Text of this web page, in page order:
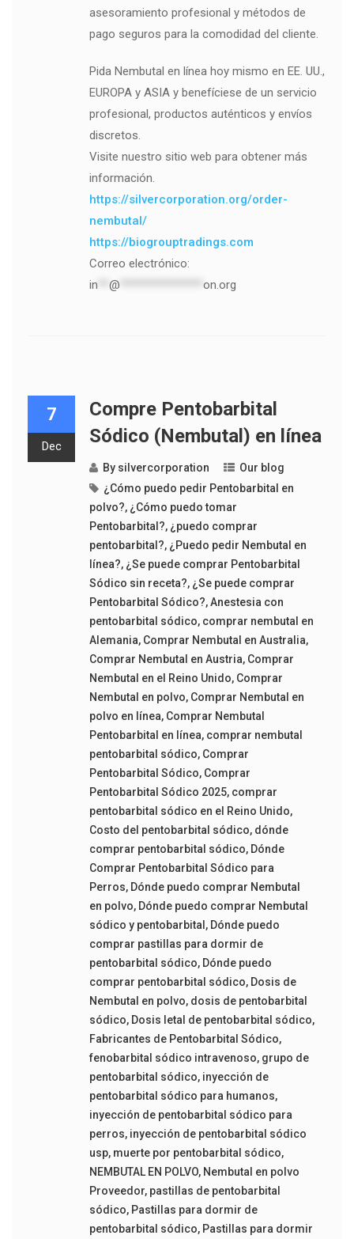
asesoramiento profesional y métodos de
pago seguros para la comodidad del cliente.
Pida Nembutal en línea hoy mismo en EE. UU.,
EUROPA y ASIA y benefíciese de un servicio
profesional, productos auténticos y envíos
discretos.
Visite nuestro sitio web para obtener más
información.
https://silvercorporation.org/order-
nembutal/
https://biogrouptradings.com
Correo electrónico:
in
@ on.org
7
Dec
Compre Pentobarbital
Sódico (Nembutal) en línea
By silvercorporation
Our blog
¿Cómo puedo pedir Pentobarbital en
polvo?, ¿Cómo puedo tomar
Pentobarbital?, ¿puedo comprar
pentobarbital?, ¿Puedo pedir Nembutal en
línea?, ¿Se puede comprar Pentobarbital
Sódico sin receta?, ¿Se puede comprar
Pentobarbital Sódico?,Anestesia con
pentobarbital sódico, comprar nembutal en
Alemania, Comprar Nembutal en Australia,
Comprar Nembutal en Austria, Comprar
Nembutal en el Reino Unido, Comprar
Nembutal en polvo, Comprar Nembutal en
polvo en línea, Comprar Nembutal
Pentobarbital en línea, comprar nembutal
pentobarbital sódico, Comprar
Pentobarbital Sódico, Comprar
Pentobarbital Sódico 2025, comprar
pentobarbital sódico en el Reino Unido,
Costo del pentobarbital sódico, dónde
comprar pentobarbital sódico, Dónde
Comprar Pentobarbital Sódico para
Perros, Dónde puedo comprar Nembutal
en polvo, Dónde puedo comprar Nembutal
sódico y pentobarbital , Dónde puedo
comprar pastillas para dormir de
pentobarbital sódico, Dónde puedo
comprar pentobarbital sódico, Dosis de
Nembutal en polvo, dosis de pentobarbital
sódico, Dosis letal de pentobarbital sódico,
Fabricantes de Pentobarbital Sódico,
fenobarbital sódico intravenoso, grupo de
pentobarbital sódico, inyección de
pentobarbital sódico para humanos,
inyección de pentobarbital sódico para
perros, inyección de pentobarbital sódico
usp, muerte por pentobarbital sódico,
NEMBUTAL EN POLVO, Nembutal en polvo
Proveedor, pastillas de pentobarbital
sódico, Pastillas para dormir de
pentobarbital sódico, Pastillas para dormir